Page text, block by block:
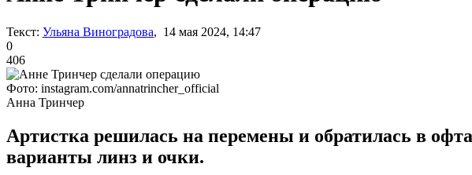
Текст: Ульяна Виноградова, 14 мая 2024, 14:47
0
406
Фото: instagram.com/annatrincher_official
Анна Тринчер
Артистка решилась на перемены и обратилась в
варианты линз и очки.